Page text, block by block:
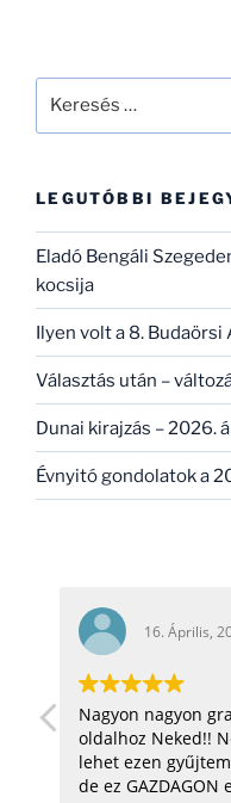
LEGUTÓBBI
Eladó Bengáli
kocsija
Ilyen volt a 8.
Választás után –
Dunai kirajzás – 2026.
Évnyitó gondolatok a
ehhez az
kevés munkád, időd
összeállításában,
érdemlő, mivel